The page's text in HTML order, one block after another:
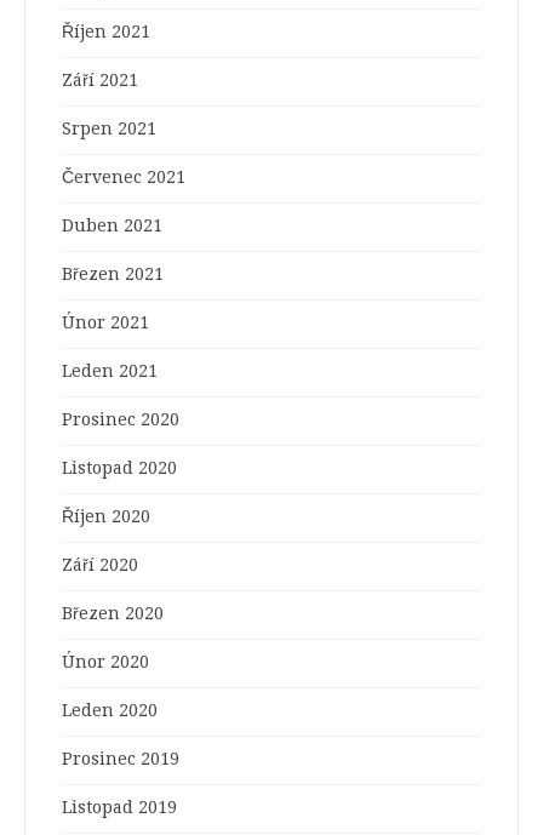
Říjen 2021
Září 2021
Srpen 2021
Červenec 2021
Duben 2021
Březen 2021
Únor 2021
Leden 2021
Prosinec 2020
Listopad 2020
Říjen 2020
Září 2020
Březen 2020
Únor 2020
Leden 2020
Prosinec 2019
Listopad 2019